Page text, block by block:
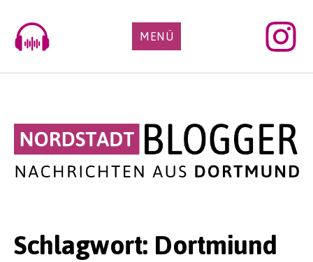
content
MENÜ
Schlagwort: Dortmiund